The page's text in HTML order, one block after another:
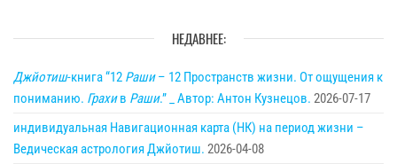
НЕДАВНЕЕ:
Джйотиш-книга “12 Раши– 12 Пространств жизни. От ощущения к
пониманию. Грахив Раши.” _ Автор: Антон Кузнецов. 2026-07-17
индивидуальная Навигационная карта (НК) на период жизни –
Ведическая астрология Джйотиш. 2026-04-08